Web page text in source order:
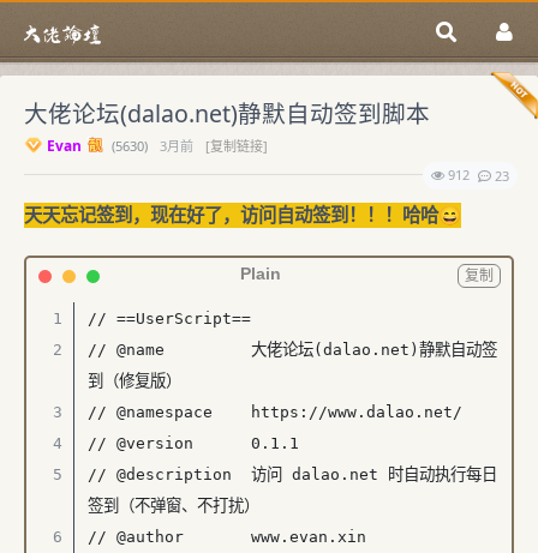
大佬论坛(dalao.net)静默自动签到脚本
Evan (5630) 3月前
[复制链接]
912
23
天天忘记签到，现在好了，访问自动签到！！！哈哈😄
// ==UserScript==
// @name         大佬论坛(dalao.net)静默自动签
到（修复版）
// @namespace    https://www.dalao.net/
// @version      0.1.1
// @description  访问 dalao.net 时自动执行每日
签到（不弹窗、不打扰）
// @author       www.evan.xin
Plain 复制